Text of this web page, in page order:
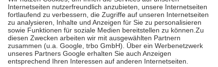
29,99 €
sofort lieferbar
In den Warenkorb